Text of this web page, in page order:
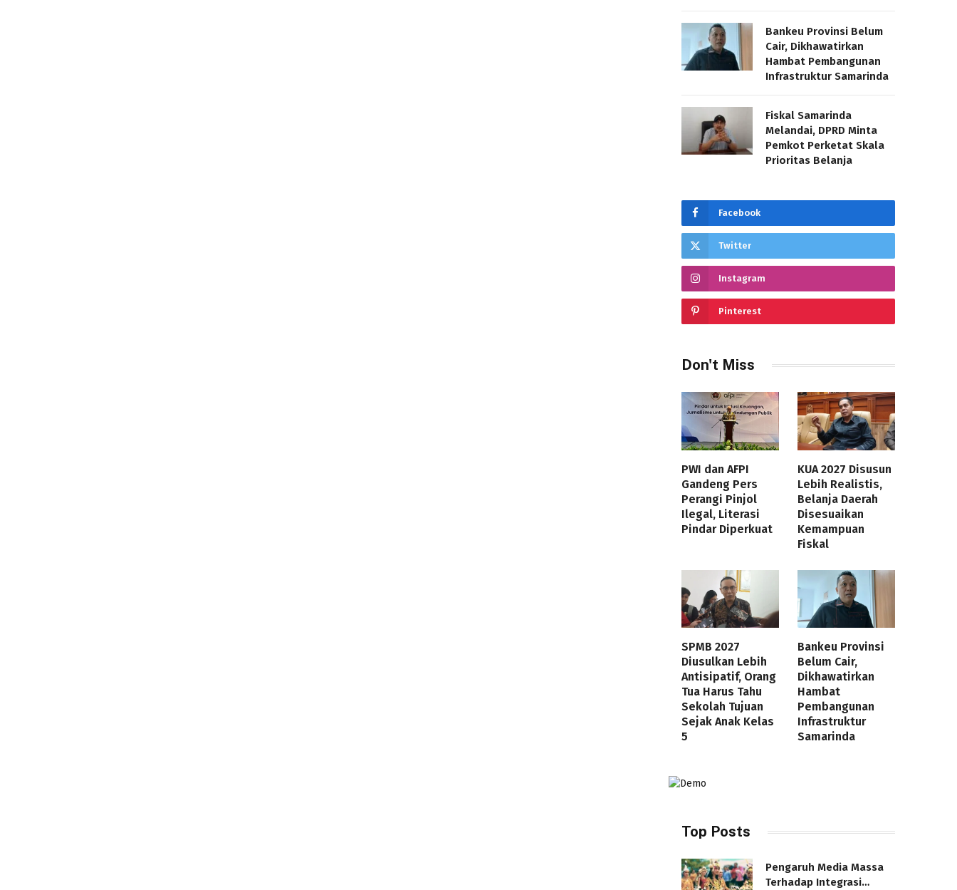
Bankeu Provinsi Belum
Cair, Dikhawatirkan
Hambat Pembangunan
Infrastruktur Samarinda
Fiskal Samarinda
Melandai, DPRD Minta
Pemkot Perketat Skala
Prioritas Belanja
Facebook
Twitter
Instagram
Pinterest
Don't Miss
PWI dan AFPI
Gandeng Pers
Perangi Pinjol
Ilegal, Literasi
Pindar Diperkuat
KUA 2027 Disusun
Lebih Realistis,
Belanja Daerah
Disesuaikan
Kemampuan
Fiskal
SPMB 2027
Diusulkan Lebih
Antisipatif, Orang
Tua Harus Tahu
Sekolah Tujuan
Sejak Anak Kelas
5
Bankeu Provinsi
Belum Cair,
Dikhawatirkan
Hambat
Pembangunan
Infrastruktur
Samarinda
Top Posts
Pengaruh Media Massa
Terhadap Integrasi